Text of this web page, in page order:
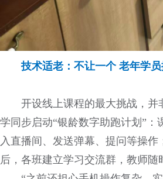
技术适老：不让一个 老年学
开设线上课程的最大挑战，并
学同步启动“银龄数字助跑计划”
入直播间、发送弹幕、提问等操
后，各班建立学习交流群，教师随